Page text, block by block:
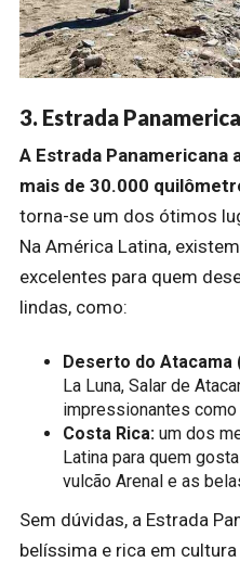
3. Estrada
A Estrada Panamericana
mais de 30.000
torna-se um dos ótimos
Na América Latina,
excelentes para quem
lindas, como:
Deserto do Atacama
La Luna, Salar de
impressionantes
Costa Rica: um dos
Latina para quem
vulcão Arenal e as
Sem dúvidas, a Estrada
belíssima e rica em